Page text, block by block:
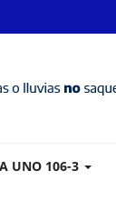
UNO 106-3